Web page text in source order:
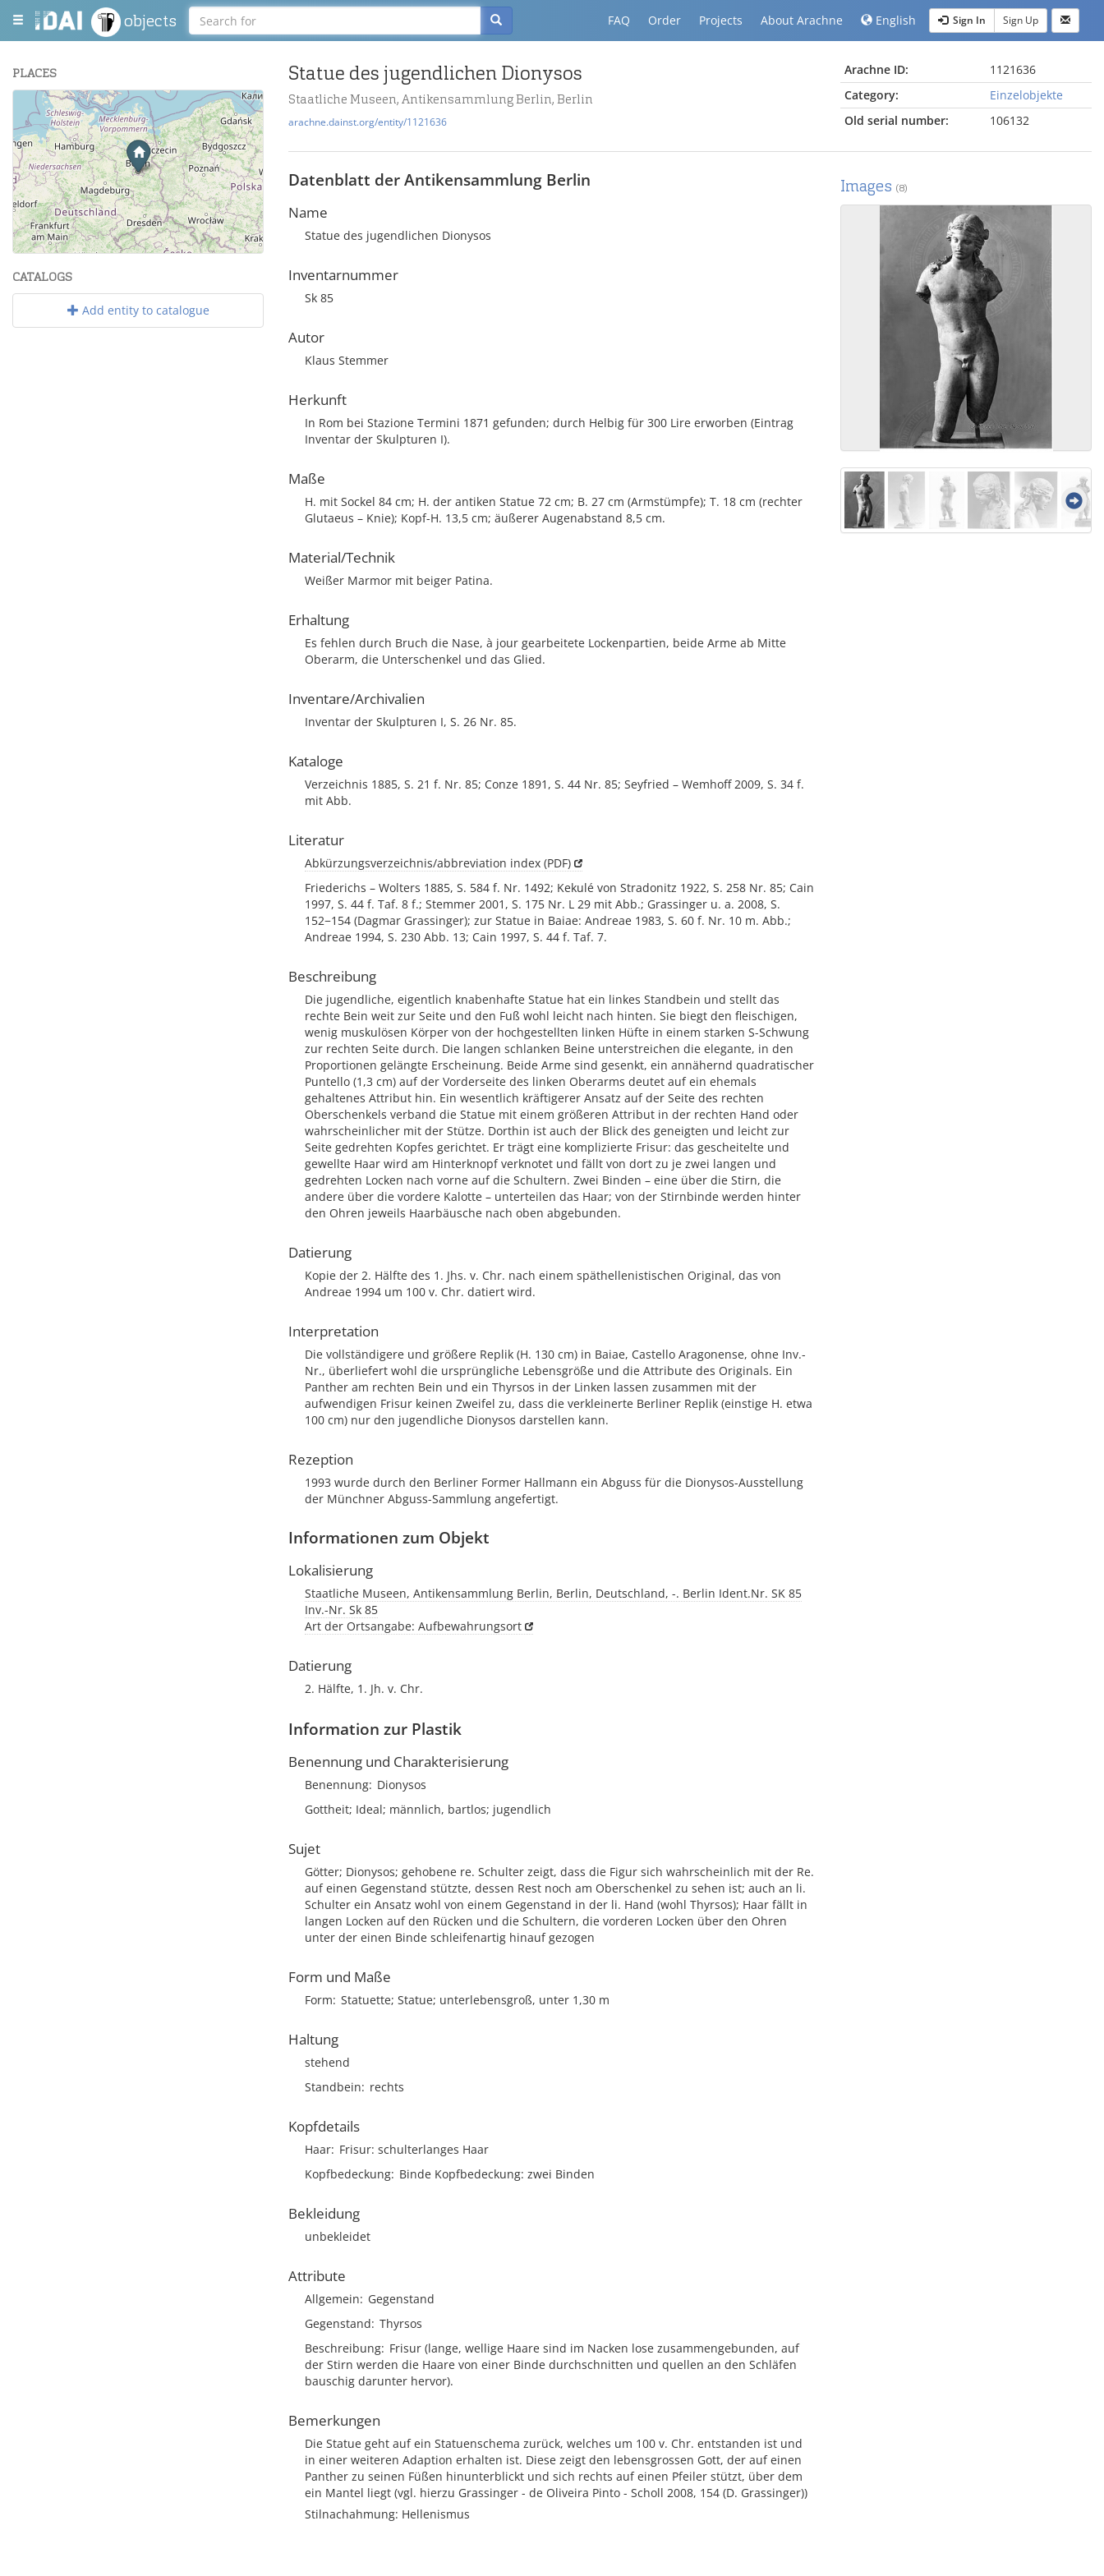
objects FAQ Order Projects About Arachne English Sign In Sign Up
PLACES
+
−
Leaflet| Maps and Data ©OpenStreetMap.
CATALOGS
Add entity to catalogue
Statue des jugendlichen Dionysos
Staatliche Museen, Antikensammlung Berlin, Berlin
arachne.dainst.org/entity/1121636
Arachne ID:
1121636
Category:
Einzelobjekte
Old serial number:
106132
Datenblatt der Antikensammlung Berlin
Name
Statue des jugendlichen Dionysos
Inventarnummer
Sk 85
Autor
Klaus Stemmer
Herkunft
In Rom bei Stazione Termini 1871 gefunden; durch Helbig für 300 Lire erworben (Eintrag
Inventar der Skulpturen I).
Maße
H. mit Sockel 84 cm; H. der antiken Statue 72 cm; B. 27 cm (Armstümpfe); T. 18 cm (rechter
Glutaeus – Knie); Kopf-H. 13,5 cm; äußerer Augenabstand 8,5 cm.
Material/Technik
Weißer Marmor mit beiger Patina.
Erhaltung
Es fehlen durch Bruch die Nase, à jour gearbeitete Lockenpartien, beide Arme ab Mitte
Oberarm, die Unterschenkel und das Glied.
Inventare/Archivalien
Inventar der Skulpturen I, S. 26 Nr. 85.
Kataloge
Verzeichnis 1885, S. 21 f. Nr. 85; Conze 1891, S. 44 Nr. 85; Seyfried – Wemhoff 2009, S. 34 f.
mit Abb.
Literatur
Abkürzungsverzeichnis/abbreviation index (PDF)
Friederichs – Wolters 1885, S. 584 f. Nr. 1492; Kekulé von Stradonitz 1922, S. 258 Nr. 85; Cain
1997, S. 44 f. Taf. 8 f.; Stemmer 2001, S. 175 Nr. L 29 mit Abb.; Grassinger u. a. 2008, S.
152−154 (Dagmar Grassinger); zur Statue in Baiae: Andreae 1983, S. 60 f. Nr. 10 m. Abb.;
Andreae 1994, S. 230 Abb. 13; Cain 1997, S. 44 f. Taf. 7.
Beschreibung
Die jugendliche, eigentlich knabenhafte Statue hat ein linkes Standbein und stellt das
rechte Bein weit zur Seite und den Fuß wohl leicht nach hinten. Sie biegt den fleischigen,
wenig muskulösen Körper von der hochgestellten linken Hüfte in einem starken S-Schwung
zur rechten Seite durch. Die langen schlanken Beine unterstreichen die elegante, in den
Proportionen gelängte Erscheinung. Beide Arme sind gesenkt, ein annähernd quadratischer
Puntello (1,3 cm) auf der Vorderseite des linken Oberarms deutet auf ein ehemals
gehaltenes Attribut hin. Ein wesentlich kräftigerer Ansatz auf der Seite des rechten
Oberschenkels verband die Statue mit einem größeren Attribut in der rechten Hand oder
wahrscheinlicher mit der Stütze. Dorthin ist auch der Blick des geneigten und leicht zur
Seite gedrehten Kopfes gerichtet. Er trägt eine komplizierte Frisur: das gescheitelte und
gewellte Haar wird am Hinterknopf verknotet und fällt von dort zu je zwei langen und
gedrehten Locken nach vorne auf die Schultern. Zwei Binden – eine über die Stirn, die
andere über die vordere Kalotte – unterteilen das Haar; von der Stirnbinde werden hinter
den Ohren jeweils Haarbäusche nach oben abgebunden.
Datierung
Kopie der 2. Hälfte des 1. Jhs. v. Chr. nach einem späthellenistischen Original, das von
Andreae 1994 um 100 v. Chr. datiert wird.
Interpretation
Die vollständigere und größere Replik (H. 130 cm) in Baiae, Castello Aragonense, ohne Inv.-
Nr., überliefert wohl die ursprüngliche Lebensgröße und die Attribute des Originals. Ein
Panther am rechten Bein und ein Thyrsos in der Linken lassen zusammen mit der
aufwendigen Frisur keinen Zweifel zu, dass die verkleinerte Berliner Replik (einstige H. etwa
100 cm) nur den jugendliche Dionysos darstellen kann.
Rezeption
1993 wurde durch den Berliner Former Hallmann ein Abguss für die Dionysos-Ausstellung
der Münchner Abguss-Sammlung angefertigt.
Informationen zum Objekt
Lokalisierung
Staatliche Museen, Antikensammlung Berlin, Berlin, Deutschland, -. Berlin Ident.Nr. SK 85
Inv.-Nr. Sk 85
Art der Ortsangabe: Aufbewahrungsort
Datierung
2. Hälfte, 1. Jh. v. Chr.
Information zur Plastik
Benennung und Charakterisierung
Benennung Dionysos
Gottheit; Ideal; männlich, bartlos; jugendlich
Sujet
Götter; Dionysos; gehobene re. Schulter zeigt, dass die Figur sich wahrscheinlich mit der Re.
auf einen Gegenstand stützte, dessen Rest noch am Oberschenkel zu sehen ist; auch an li.
Schulter ein Ansatz wohl von einem Gegenstand in der li. Hand (wohl Thyrsos); Haar fällt in
langen Locken auf den Rücken und die Schultern, die vorderen Locken über den Ohren
unter der einen Binde schleifenartig hinauf gezogen
Form und Maße
Form Statuette; Statue; unterlebensgroß, unter 1,30 m
Haltung
stehend
Standbein
rechts
Kopfdetails
Haar Frisur schulterlanges Haar
Kopfbedeckung Binde Kopfbedeckung: zwei Binden
Bekleidung
unbekleidet
Attribute
Allgemein
Gegenstand
Gegenstand Thyrsos
Beschreibung Frisur (lange, wellige Haare sind im Nacken lose zusammengebunden, auf
der Stirn werden die Haare von einer Binde durchschnitten und quellen an den Schläfen
bauschig darunter hervor).
Bemerkungen
Die Statue geht auf ein Statuenschema zurück, welches um 100 v. Chr. entstanden ist und
in einer weiteren Adaption erhalten ist. Diese zeigt den lebensgrossen Gott, der auf einen
Panther zu seinen Füßen hinunterblickt und sich rechts auf einen Pfeiler stützt, über dem
ein Mantel liegt (vgl. hierzu Grassinger - de Oliveira Pinto - Scholl 2008, 154 (D. Grassinger))
Stilnachahmung: Hellenismus
Images (8)